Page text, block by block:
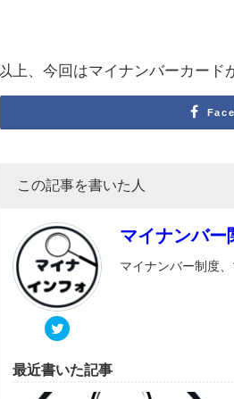
以上、今回はマイナンバーカード
この記事を書いた人
マイナンバー
マイナンバー制度
最近書いた記事